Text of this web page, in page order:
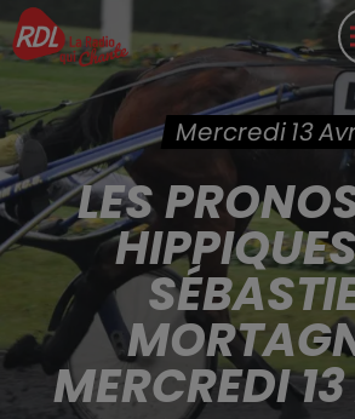
Mercredi 13
LES
MERCREDI